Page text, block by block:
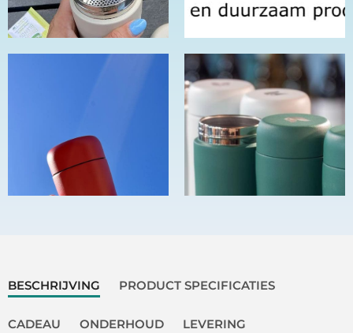
BESCHRIJVING PRODUCT SPECIFICATIES
CADEAU ONDERHOUD LEVERING